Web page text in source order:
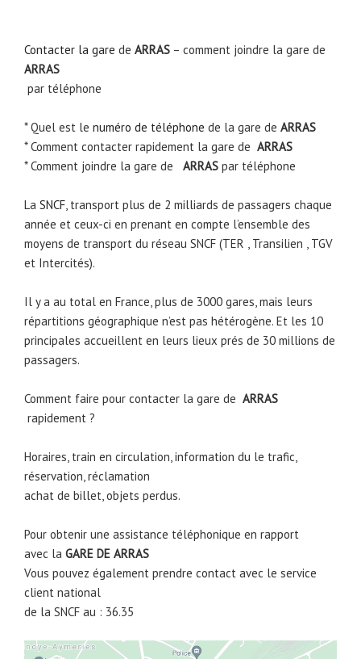
Contacter la gare de ARRAS – comment joindre la gare de
ARRAS
par téléphone
* Quel est le numéro de téléphone de la gare de ARRAS
* Comment contacter rapidement la gare de ARRAS
* Comment joindre la gare de
ARRAS par téléphone
La SNCF, transport plus de 2 milliards de passagers chaque
année et ceux-ci en prenant en compte l’ensemble des
moyens de transport du réseau SNCF (TER , Transilien , TGV
et Intercités).
Il y a au total en France, plus de 3000 gares, mais leurs
répartitions géographique n’est pas hétérogène. Et les 10
principales accueillent en leurs lieux prés de 30 millions de
passagers.
Comment faire pour contacter la gare de ARRAS
rapidement ?
Horaires, train en circulation, information du le trafic,
réservation, réclamation
achat de billet, objets perdus.
Pour obtenir une assistance téléphonique en rapport
avec la GARE DE ARRAS
Vous pouvez également prendre contact avec le service
client national
de la SNCF au : 36.35